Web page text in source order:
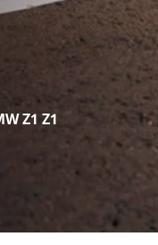
Z1 Z1